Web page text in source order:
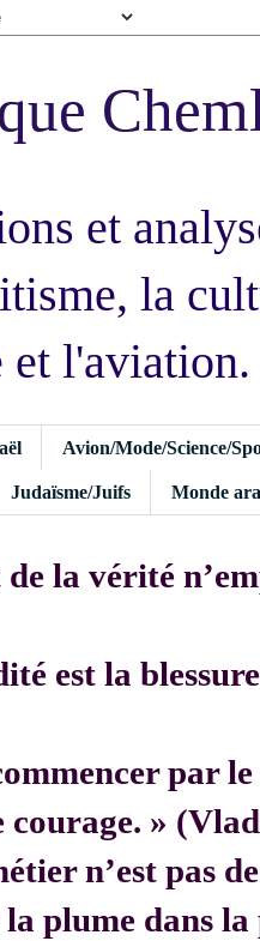
et
la
l'aviation.
Avion/Mode/Science/
Judaïsme/Juifs Monde
la vérité
est la
par le
courage. »
n’est pas
plume dans